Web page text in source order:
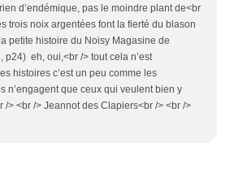
d’endémique, pas le moindre plant de<br
trois noix argentées font la fierté du blason
petite histoire du Noisy Magasine de
p24) eh, oui,<br /> tout cela n’est
histoires c’est un peu comme les
n’engagent que ceux qui veulent bien y
/> <br /> Jeannot des Clapiers<br /> <br />